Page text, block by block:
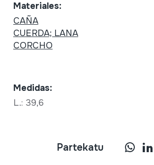
Materiales:
CAÑA
CUERDA; LANA
CORCHO
Medidas:
L.: 39,6
Partekatu